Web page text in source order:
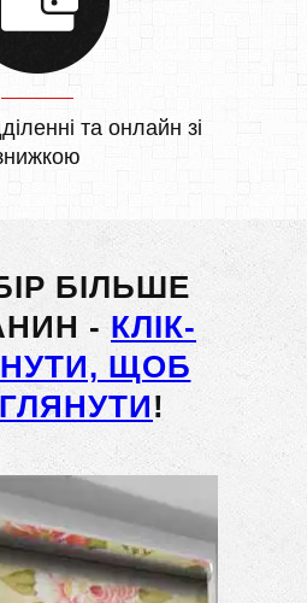
та онлайн зі
БІЛЬШЕ
- КЛІК-
ЩОБ
!